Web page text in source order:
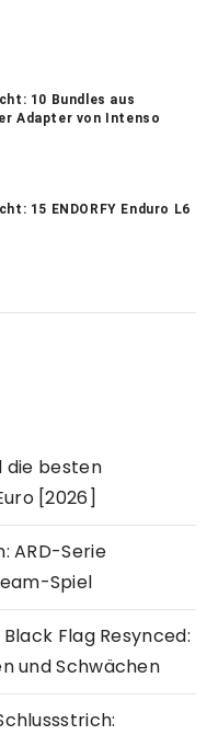
10 Bundles aus
Adapter von Intenso
15 ENDORFY Enduro L6
die besten
[2026]
ARD-Serie
Spiel
Flag Resynced:
und Schwächen